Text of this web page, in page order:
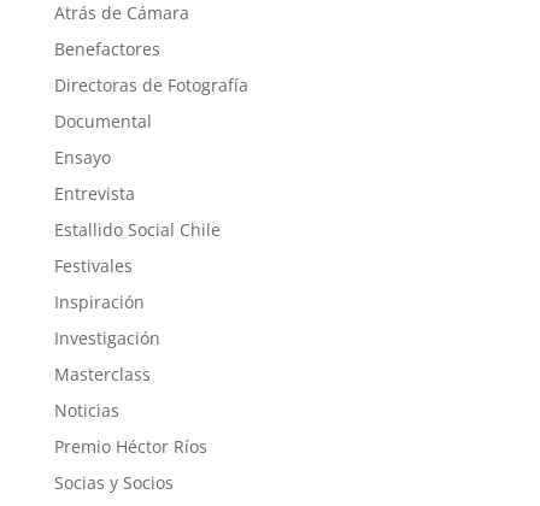
Atrás de Cámara
Benefactores
Directoras de Fotografía
Documental
Ensayo
Entrevista
Estallido Social Chile
Festivales
Inspiración
Investigación
Masterclass
Noticias
Premio Héctor Ríos
Socias y Socios